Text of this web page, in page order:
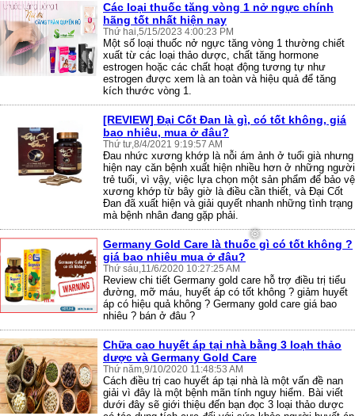
Các loại thuốc tăng vòng 1 nở ngực chính
hãng tốt nhất hiện nay
Thứ hai,5/15/2023 4:00:23 PM
Một số loại thuốc nở ngực tăng vòng 1 thường chiết
xuất từ các loại thảo dược, chất tăng hormone
estrogen hoặc các chất hoạt động tương tự như
estrogen được xem là an toàn và hiệu quả để tăng
kích thước vòng 1.
[REVIEW] Đại Cốt Đan là gì, có tốt không, giá
bao nhiêu, mua ở đâu?
Thứ tư,8/4/2021 9:19:57 AM
Đau nhức xương khớp là nỗi ám ảnh ở tuổi già nhưng
hiện nay căn bệnh xuất hiện nhiều hơn ở những người
trẻ tuổi, vì vậy, việc lựa chọn một sản phẩm để bảo vệ
xương khớp từ bây giờ là điều cần thiết, và Đại Cốt
Đan đã xuất hiện và giải quyết nhanh những tình trạng
mà bệnh nhân đang gặp phải.
Germany Gold Care là thuốc gì có tốt không ?
giá bao nhiêu mua ở đâu?
Thứ sáu,11/6/2020 10:27:25 AM
Review chi tiết Germany gold care hỗ trợ điều trị tiểu
đường, mỡ máu, huyết áp có tốt không ? giảm huyết
áp có hiệu quả không ? Germany gold care giá bao
nhiêu ? bán ở đâu ?
Chữa cao huyết áp tại nhà bằng 3 loạh thảo
dược và Germany Gold Care
Thứ năm,9/10/2020 11:48:53 AM
Cách điều trị cao huyết áp tại nhà là một vấn đề nan
giải vì đây là một bệnh mãn tính nguy hiểm. Bài viết
dưới đây sẽ giới thiệu đến bạn đọc 3 loại thảo dược